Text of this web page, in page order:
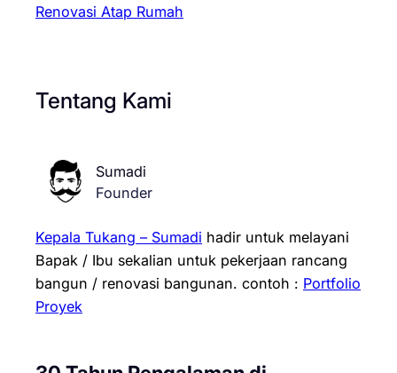
Renovasi Atap Rumah
Tentang Kami
Sumadi
Founder
Kepala Tukang – Sumadi hadir untuk melayani
Bapak / Ibu sekalian untuk pekerjaan rancang
bangun / renovasi bangunan. contoh : Portfolio
Proyek